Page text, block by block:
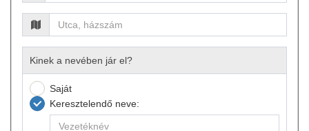
Kinek a nevében jár el?
Saját
Keresztelendő neve: